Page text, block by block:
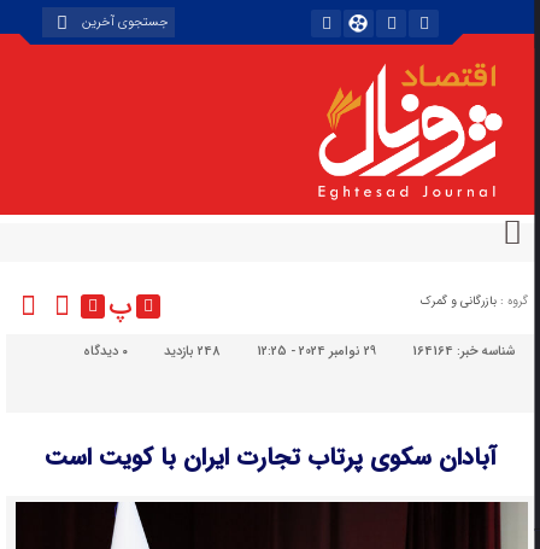
گروه : بازرگانی و گمرک پ
شناسه خبر:164164 29 نوامبر 2024 - 12:25 248 بازدید دیدگاه
آبادان سکوی پرتاب تجارت ایران با کویت است